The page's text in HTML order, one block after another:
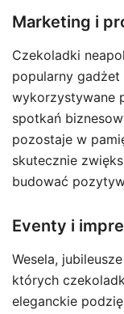
Marketing i
Czekoladki
popularny gadżet
wykorzystywane
spotkań
pozostaje w
skutecznie
budować
Eventy i
Wesela,
których
eleganckie